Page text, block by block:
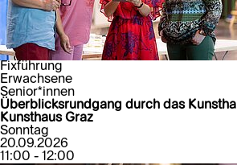
Fixführung
Erwachsene
Senior*innen
Überblicksrundgang durch das
Kunsthaus Graz
Sonntag
20.09.2026
11:00 - 12:00